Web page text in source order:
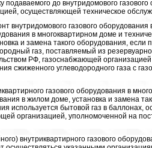
до внутридомового
осуществляющей техническое
внутридомового газового
в многоквартирном доме и
и замена такого оборудования, если
газ, поставляемый из
РФ, газоснабжающей
сжиженного углеводородного газа с
газового оборудования в
в жилом доме, установка и замена
используется бытовой газ в баллонах,
организацией, уполномоченной на
внутриквартирного газового